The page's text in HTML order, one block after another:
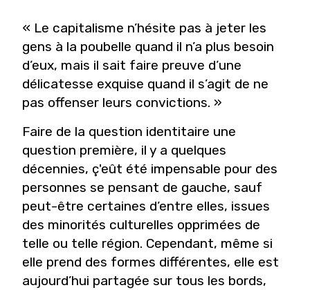
« Le capitalisme n’hésite pas à jeter les
gens à la poubelle quand il n’a plus besoin
d’eux, mais il sait faire preuve d’une
délicatesse exquise quand il s’agit de ne
pas offenser leurs convictions. »
Faire de la question identitaire une
question première, il y a quelques
décennies, ç'eût été impensable pour des
personnes se pensant de gauche, sauf
peut-être certaines d’entre elles, issues
des minorités culturelles opprimées de
telle ou telle région. Cependant, même si
elle prend des formes différentes, elle est
aujourd’hui partagée sur tous les bords,